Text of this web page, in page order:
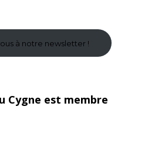
à notre newsletter !
Cygne est membre